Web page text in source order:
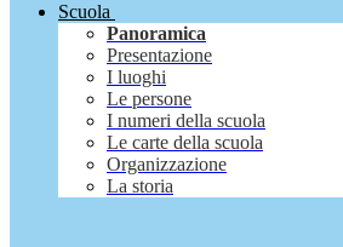
Scuola
Panoramica
Presentazione
I luoghi
Le persone
I numeri della scuola
Le carte della scuola
Organizzazione
La storia